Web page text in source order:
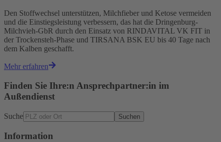
Den Stoffwechsel unterstützen, Milchfieber und Ketose vermeiden
und die Einstiegsleistung verbessern, das hat die Dringenburg-
Milchvieh-GbR durch den Einsatz von RINDAVITAL VK FIT in
der Trockensteh-Phase und TIRSANA BSK EU bis 40 Tage nach
dem Kalben geschafft.
Mehr erfahren
Finden Sie Ihre:n Ansprechpartner:in im
Außendienst
Suche Suchen
Information